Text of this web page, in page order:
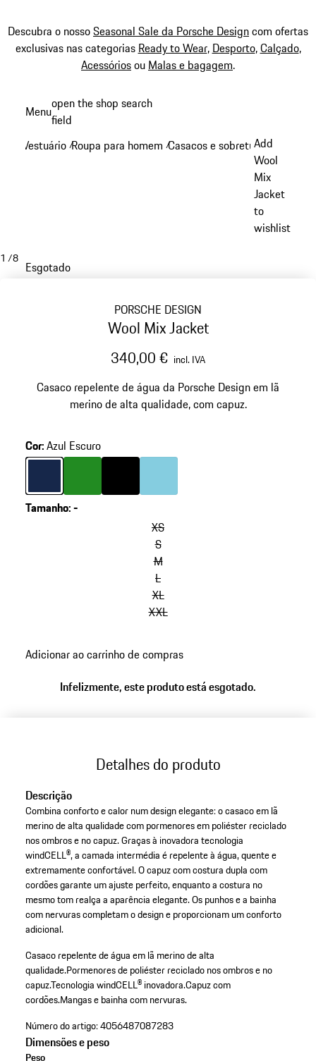
Descubra o nossoSeasonal Sale da Porsche Designcom ofertas
exclusivas nas categorias Ready to Wear, Desporto,Calçado,
Acessóriosou Malas e bagagem.
conteúdo
Menuopen the shop search
field
Vestuário /Roupa para homem /Casacos e sobretudos
Add
Wool
Mix
Jacket
to
wishlist
1 /8
Esgotado
PORSCHE DESIGN
Wool Mix Jacket
340,00 € incl. IVA
Casaco repelente de água da Porsche Design em lã
merino de alta qualidade, com capuz.
Cor:Azul Escuro
CorAzul Escuro
Cor VerdeCor PretoCor
Tamanho:-
XS
S
M
L
XL
XXL
Adicionar ao carrinho de compras
Infelizmente, este produto está esgotado.
Detalhes do produto
Descrição
Combina conforto e calor num design elegante: o casaco em lã
merino de alta qualidade com pormenores em poliéster reciclado
nos ombros e no capuz. Graças à inovadora tecnologia
windCELL®, a camada intermédia é repelente à água, quente e
extremamente confortável. O capuz com costura dupla com
cordões garante um ajuste perfeito, enquanto a costura no
mesmo tom realça a aparência elegante. Os punhos e a bainha
com nervuras completam o design e proporcionam um conforto
adicional.
Casaco repelente de água em lã merino de alta
qualidade.Pormenores de poliéster reciclado nos ombros e no
capuz.Tecnologia windCELL® inovadora.Capuz com
cordões.Mangas e bainha com nervuras.
Número do artigo:4056487087283
Dimensões e peso
Peso